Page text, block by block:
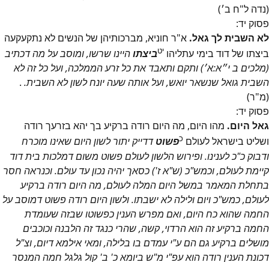
(נדה ל"ח ב׳)
פסוק יד:
לא השבית לך גאל. א"ר חוניא, מברכותיהן של הנשים לא נתקעקעה
ביצתו של דוד בימי עתליהו יטביצתוהיינו שרשו, ומוסב על מה דכתיב
(מלכים ב י״א:א׳) ותקם ותאבד את כל זרע הממלכה, ועל כל זה לא
השבית גואל שנשאר יואש, ועל אותה שעה יונח לשון לא השבית. .
(מ"ר)
פסוק יד:
גאל היום. מהו היום, מה היום רודה ברקיע בך יהא בזרעך רודה
ושליט בישראל לעולם כפשוטדדייק יתור לשון היום שאינו מוכרח
ודבוק כ"כ לענינו. ופירוש הלשון לעולם פשוט משום דמלכות בית דוד
קיימת לעולם, וכמש"כ (ש"א ז') כסאך יהיה נכון עד עולם. וכנראה חסר
בתחלת המאמר במשל היום המלה לעולם, מה היום רודה ברקיע
לעולם, כמש"כ ויום ולילה לא ישבתו. ולשון היום רודה פשוט דמוסב על
החמה שהוא כח היום, ואם מפרש הענין כפשוטו שבזה שעומדת
החמה ברקיע זה הוא הרדוי, קשה, שהרי כנגד זה הלבנה וכוכבים
מושלים ברקיע גם הם ע"י עמדם בו בלילה, ומאי אילמא דיום, וצ"ל
דכונת הענין רודה הוא עפ"י מ"ש ביומא כ' ב' קול גלגל חמה המנסר